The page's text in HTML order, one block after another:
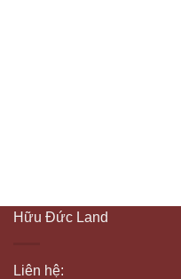
Hữu Đức Land
Liên hệ: